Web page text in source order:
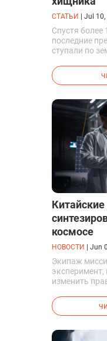
СТАТЬИ Jul 10,
Спустя более
последние
ступали по
вывели
космосе
НОВОСТИ Jun
Экипаж
изменить
успешно
компоненты
прямо на